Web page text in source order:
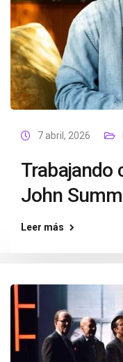
7 abril, 2026
Trabajando
John
Leer más